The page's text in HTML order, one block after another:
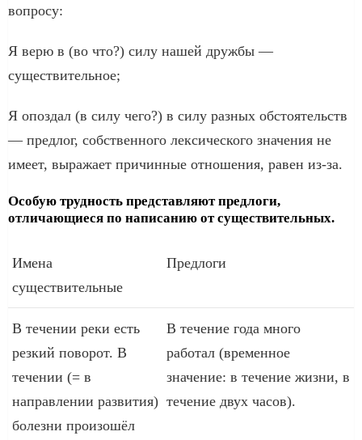
вопросу:
Я верю в (во что?) силу нашей дружбы —
существительное;
Я опоздал (в силу чего?) в силу разных обстоятельств
— предлог, собственного лексического значения не
имеет, выражает причинные отношения, равен из-за.
Особую трудность представляют предлоги,
отличающиеся по написанию от существительных.
Имена
существительные
Предлоги
В течении реки есть
резкий поворот. В
течении (= в
направлении развития)
болезни произошёл
В течение года много
работал (временное
значение: в течение жизни, в
течение двух часов).